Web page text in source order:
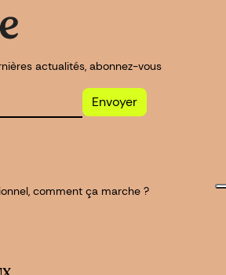
actualités, abonnez-vous
Envoyer
comment ça marche ?